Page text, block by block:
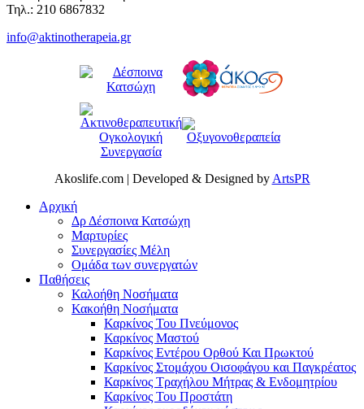
Τηλ.: 210 6867832
info@aktinotherapeia.gr
Akoslife.com | Developed & Designed by ArtsPR
Αρχική
Δρ Δέσποινα Κατσώχη
Μαρτυρίες
Συνεργασίες Μέλη
Ομάδα των συνεργατών
Παθήσεις
Καλοήθη Νοσήματα
Κακοήθη Νοσήματα
Καρκίνος Του Πνεύμονος
Καρκίνος Μαστού
Καρκίνος Εντέρου Ορθού Και Πρωκτού
Καρκίνος Στομάχου Οισοφάγου και Παγκρέατος
Καρκίνος Τραχήλου Μήτρας & Ενδομητρίου
Καρκίνος Του Προστάτη